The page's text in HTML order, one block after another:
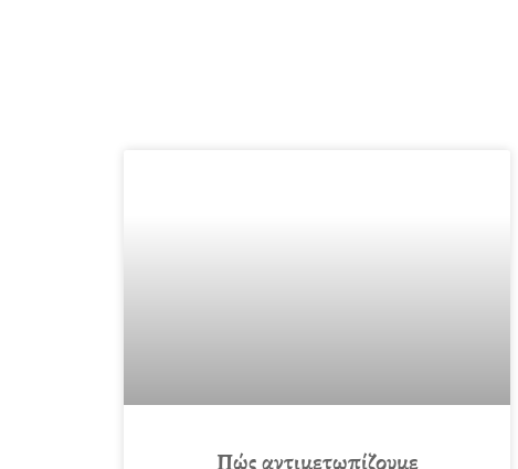
Πώς αντιμετωπίζουμε